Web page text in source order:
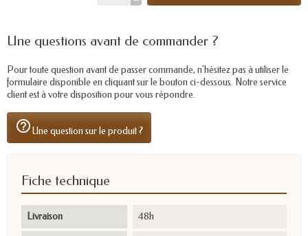
Une questions avant de commander ?
Pour toute question avant de passer commande, n'hésitez pas à utiliser le
formulaire disponible en cliquant sur le bouton ci-dessous. Notre service
client est à votre disposition pour vous répondre.
help_outlineUne question sur le produit ?
Fiche technique
Livraison 48h